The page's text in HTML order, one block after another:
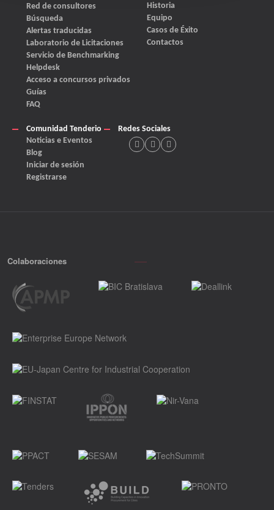
Red de consultores
Búsqueda
Alertas traducidas
Laboratorio de Licitaciones
Servicio de Benchmarking
Helpdesk
Acceso a concursos privados
Guías
FAQ
Historia
Equipo
Casos de Éxito
Contactos
Comunidad Tenderio
Noticias e Eventos
Blog
Iniciar de sesión
Registrarse
Redes Sociales
Colaboraciones